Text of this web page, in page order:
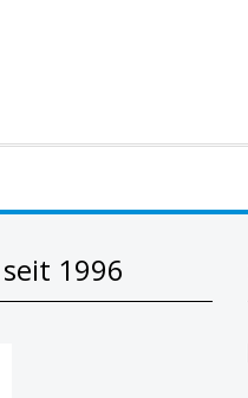
1996